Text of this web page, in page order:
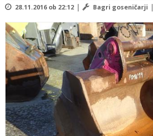
28.11.2016 ob 22:12 | Bagri goseničarji |